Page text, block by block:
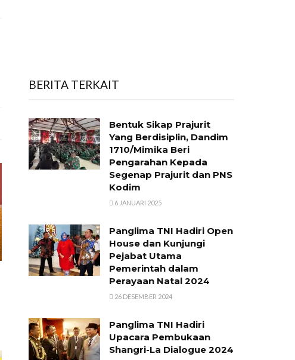
BERITA TERKAIT
Bentuk Sikap Prajurit
Yang Berdisiplin, Dandim
1710/Mimika Beri
Pengarahan Kepada
Segenap Prajurit dan PNS
Kodim
6 JANUARI 2025
Panglima TNI Hadiri Open
House dan Kunjungi
Pejabat Utama
Pemerintah dalam
Perayaan Natal 2024
26 DESEMBER 2024
Panglima TNI Hadiri
Upacara Pembukaan
Shangri-La Dialogue 2024